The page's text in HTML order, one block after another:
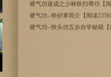
硬气功速成之少林铁扫帚功【
硬气功--铁砂掌简介【阅读2359
硬气功--铁头功五步自学秘籍【